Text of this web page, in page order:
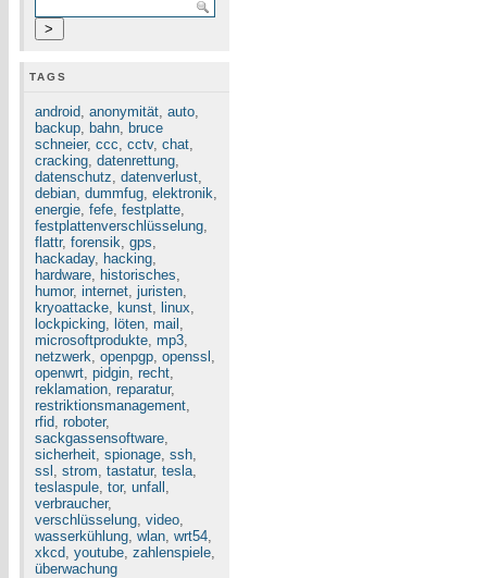
TAGS
android, anonymität, auto,
backup, bahn, bruce
schneier, ccc, cctv, chat,
cracking, datenrettung,
datenschutz, datenverlust,
debian, dummfug, elektronik,
energie, fefe, festplatte,
festplattenverschlüsselung,
flattr, forensik, gps,
hackaday, hacking,
hardware, historisches,
humor, internet, juristen,
kryoattacke, kunst, linux,
lockpicking, löten, mail ,
microsoftprodukte, mp3,
netzwerk, openpgp, openssl ,
openwrt, pidgin, recht,
reklamation, reparatur,
restriktionsmanagement,
rfid, roboter,
sackgassensoftware,
sicherheit, spionage, ssh,
ssl , strom, tastatur, tesla,
teslaspule, tor, unfall ,
verbraucher,
verschlüsselung, video,
wasserkühlung, wlan, wrt54,
xkcd, youtube, zahlenspiele,
überwachung